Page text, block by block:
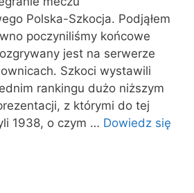
Polska-Szkocja. Podjąłem
poczyniliśmy końcowe
jest na serwerze
Szkoci wystawili
rankingu dużo niższym
z którymi do tej
1938, o czym … Dowiedz się